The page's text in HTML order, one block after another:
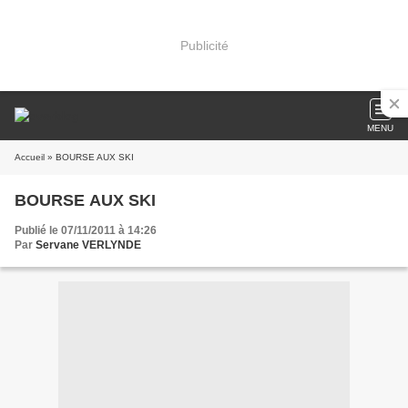
Publicité
MENU
Accueil » BOURSE AUX SKI
BOURSE AUX SKI
Publié le 07/11/2011 à 14:26
Par Servane VERLYNDE